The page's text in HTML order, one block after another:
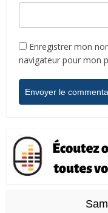
Enregistrer mon
navigateur pour mon